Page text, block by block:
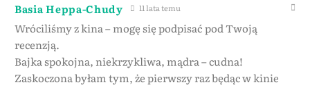
Basia Heppa-Chudy 11 lata temu
Wróciliśmy z kina – mogę się podpisać pod Twoją
recenzją.
Bajka spokojna, niekrzykliwa, mądra – cudna!
Zaskoczona byłam tym, że pierwszy raz będąc w kinie